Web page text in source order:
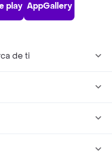
play AppGallery
de ti